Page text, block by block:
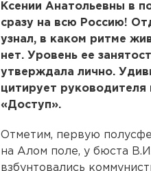
Ксении Анатольевны в
сразу на всю Россию!
узнал, в каком ритме
нет. Уровень ее
утверждала лично.
цитирует
«Доступ».
Отметим, первую
на Алом поле, у бюста
взбунтовались